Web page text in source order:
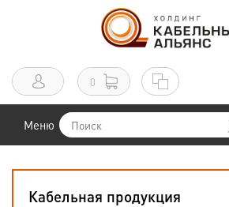
0
Меню
Кабельная продукция